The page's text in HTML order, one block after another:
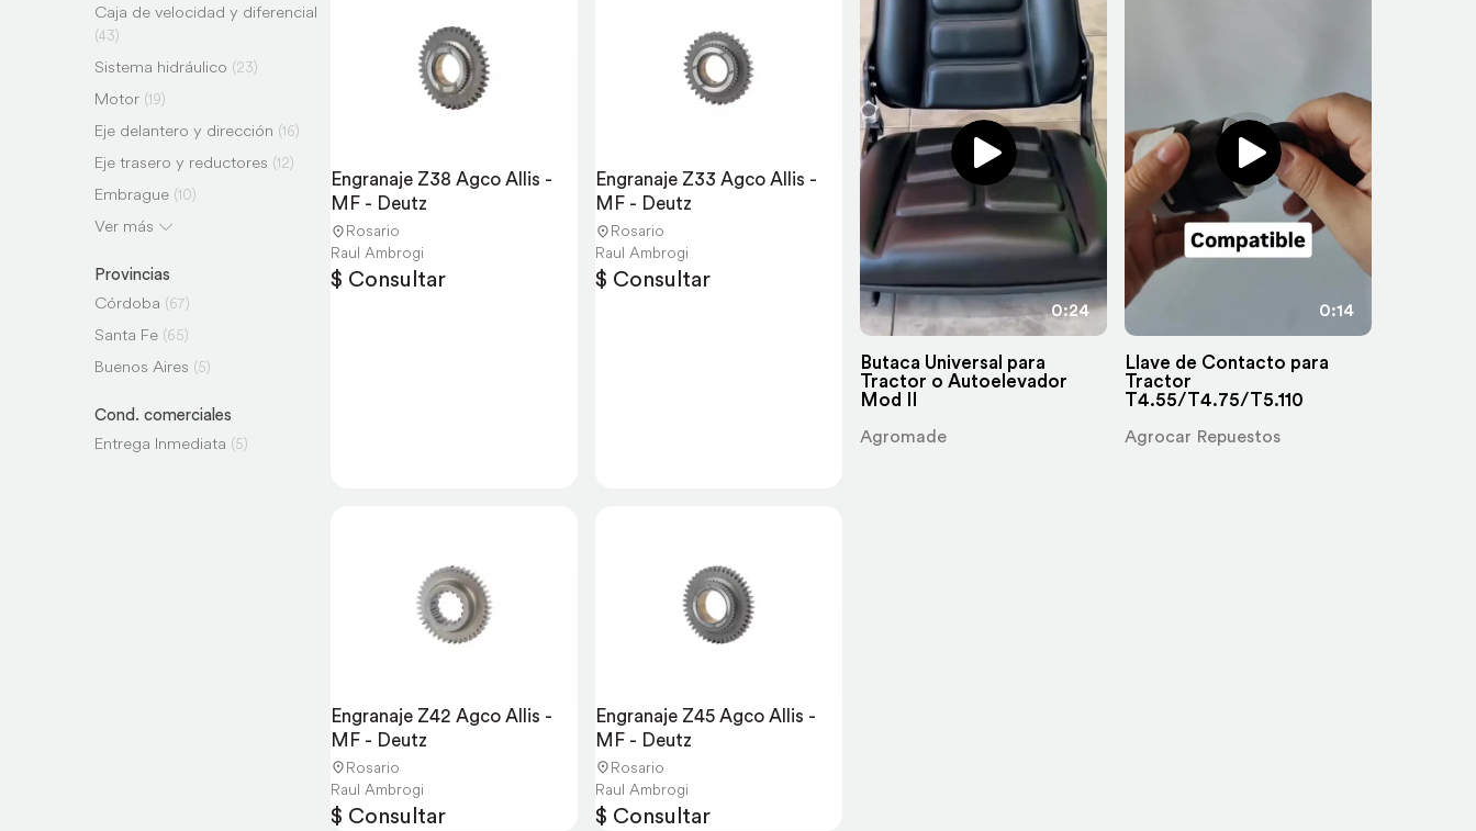
Caja de velocidad y diferencial
(43)
Sistema hidráulico (23)
Motor (19)
Eje delantero y dirección (16)
Eje trasero y reductores (12)
Embrague (10)
Accesorios y carrocería
(4)
Ver más
Provincias
Córdoba (67)
Santa Fe (65)
Buenos Aires (5)
Cond. comerciales
Entrega Inmediata (5)
Engranaje Z38 Agco Allis -
MF - Deutz
Rosario
Raul Ambrogi
$ Consultar
Engranaje Z33 Agco Allis -
MF - Deutz
Rosario
Raul Ambrogi
$ Consultar
Engranaje Z42 Agco Allis -
MF - Deutz
Rosario
Raul Ambrogi
$ Consultar
Engranaje Z45 Agco Allis -
MF - Deutz
Rosario
Raul Ambrogi
$ Consultar
0:24
Butaca Universal para
Tractor o Autoelevador
Mod II
Agromade
0:14
Llave de Contacto para
Tractor
T4.55/T4.75/T5.110
Agrocar Repuestos